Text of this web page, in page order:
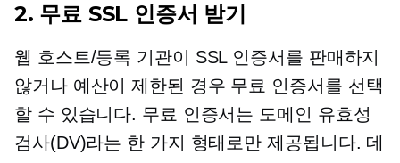
2. 무료 SSL 인증서 받기
웹 호스트/등록 기관이 SSL 인증서를 판매하지
않거나 예산이 제한된 경우 무료 인증서를 선택
할 수 있습니다. 무료 인증서는 도메인 유효성
검사(DV)라는 한 가지 형태로만 제공됩니다. 데